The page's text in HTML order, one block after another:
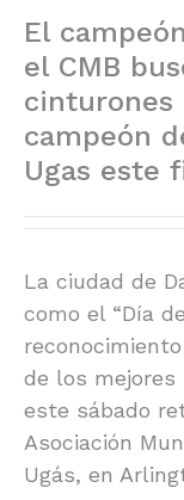
El
el CMB
cinturones
campeón
Ugas este
La ciudad de
como el “Día
de los mejores
este sábado
Asociación
Ugás, en